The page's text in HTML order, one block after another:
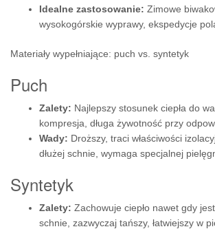
Idealne zastosowanie: Zimowe
wysokogórskie wyprawy, ekspedycje
Materiały wypełniające: puch vs. syntetyk
Puch
Zalety: Najlepszy stosunek ciepła do
kompresja, długa żywotność przy
Wady: Droższy, traci właściwości
dłużej schnie, wymaga specjalnej
Syntetyk
Zalety: Zachowuje ciepło nawet gdy
schnie, zazwyczaj tańszy, łatwiejszy w